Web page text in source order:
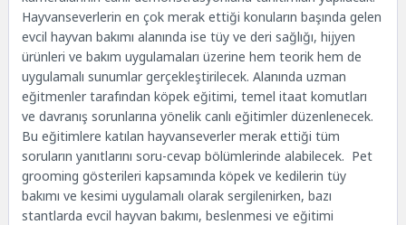
Hayvanseverlerin en çok merak ettiği konuların başında gelen
evcil hayvan bakımı alanında ise tüy ve deri sağlığı, hijyen
ürünleri ve bakım uygulamaları üzerine hem teorik hem de
uygulamalı sunumlar gerçekleştirilecek. Alanında uzman
eğitmenler tarafından köpek eğitimi, temel itaat komutları
ve davranış sorunlarına yönelik canlı eğitimler düzenlenecek.
Bu eğitimlere katılan hayvanseverler merak ettiği tüm
soruların yanıtlarını soru-cevap bölümlerinde alabilecek. Pet
grooming gösterileri kapsamında köpek ve kedilerin tüy
bakımı ve kesimi uygulamalı olarak sergilenirken, bazı
stantlarda evcil hayvan bakımı, beslenmesi ve eğitimi